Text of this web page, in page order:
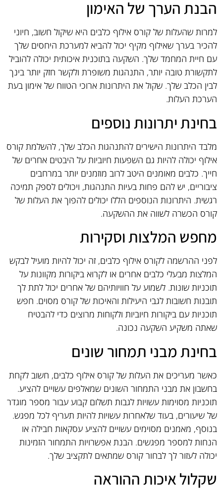
הבנת הערך של האימון
למרות שהעלות של קורס אילוף כלבים היא שיקול חשוב, חיוני
להכיר בערך שאילוף מקיף יכול להביא למערכת היחסים שלך
עם חיית המחמד שלך. השקעה בתוכנית איכותית יכולה להוביל
לתקשורת טובה יותר, התנהגות משופרת ולקשר חזק יותר בינך
לבין הכלב שלך. שקול את היתרונות ארוכי הטווח של אימון בעת
הערכת העלות.
בחינת יתרונות נוספים
מלבד היתרונות הישירים להתנהגות הכלב שלך, להשלמת קורס
אילוף יכולה להיות גם השפעות חיוביות על היבטים אחרים של
חייך. כלבים מאומנים היטב לרוב מוזמנים יותר במרחבים
ציבוריים, יש להם פחות בעיות התנהגות, ויכולים לספק תמיכה
רגשית. היתרונות הנוספים הללו יכולים להפוך את העלות של
קורס הכשרה לשווה את ההשקעה.
מחפש המלצות וסקירות
לפני ההרשמה לקורס אילוף כלבים, זה יכול להיות מועיל לבקש
המלצות מבעלי כלבים אחרים או לקרוא ביקורות מקוונות על
תוכניות שונות. לשמוע על חוויותיהם של אחרים יכול לתת לך
תובנות חשובות לגבי היעילות והאיכות של קורס מסוים. חפש
תוכניות עם ביקורות חיוביות ולקוחות מרוצים כדי להבטיח
שאתה משקיע השקעה נכונה.
בחינת מבני תמחור שונים
כאשר מעריכים את העלות של קורס אילוף כלבים, חשוב לקחת
בחשבון את מבני התמחור השונים שמאלפים עשויים להציע.
תוכניות מסוימות עשויות לגבות תשלום קבוע עבור מספר מוגדר
של שיעורים, בעוד שלאחרות עשויות להיות תעריף לכל מפגש.
בנוסף, מאמנים מסוימים עשויים להציע עסקאות חבילה או
הנחות למספר מפגשים. הבנת אפשרויות התמחור הזמינות
יכולה לעזור לך לבחור קורס שמתאים לתקציב שלך.
שקלול איכות ההוראה